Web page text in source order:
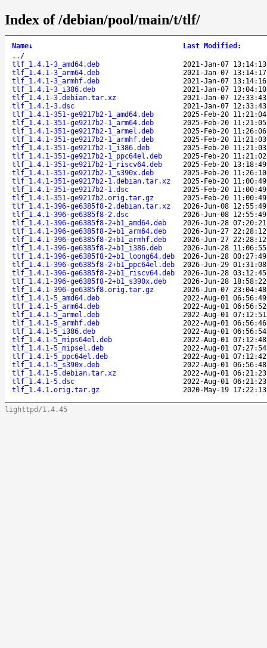
Index of /debian/pool/main/t/tlf/
Name↓ Last Modified :
.. /
tlf_1.4.1-3_amd64.deb
2021-Jan-07 13:14:13
tlf_1.4.1-3_arm64.deb
2021-Jan-07 13:14:17
tlf_1.4.1-3_armhf.deb
2021-Jan-07 13:14:16
tlf_1.4.1-3_i386.deb
2021-Jan-07 13:04:10
tlf_1.4.1-3.debian.tar.xz
2021-Jan-07 12:33:43
tlf_1.4.1-3.dsc
2021-Jan-07 12:33:43
tlf_1.4.1-351-ge9217b2-1_amd64.deb
2025-Feb-20 11:21:04
tlf_1.4.1-351-ge9217b2-1_arm64.deb
2025-Feb-20 11:21:05
tlf_1.4.1-351-ge9217b2-1_armel.deb
2025-Feb-20 11:26:06
tlf_1.4.1-351-ge9217b2-1_armhf.deb
2025-Feb-20 11:21:03
tlf_1.4.1-351-ge9217b2-1_i386.deb
2025-Feb-20 11:21:03
tlf_1.4.1-351-ge9217b2-1_ppc64el.deb
2025-Feb-20 11:21:02
tlf_1.4.1-351-ge9217b2-1_riscv64.deb
2025-Feb-20 13:18:49
tlf_1.4.1-351-ge9217b2-1_s390x.deb
2025-Feb-20 11:26:10
tlf_1.4.1-351-ge9217b2-1.debian.tar.xz
2025-Feb-20 11:00:49
tlf_1.4.1-351-ge9217b2-1.dsc
2025-Feb-20 11:00:49
tlf_1.4.1-351-ge9217b2.orig.tar.gz
2025-Feb-20 11:00:49
tlf_1.4.1-396-ge6385f8-2.debian.tar.xz
2026-Jun-08 12:55:49
tlf_1.4.1-396-ge6385f8-2.dsc
2026-Jun-08 12:55:49
tlf_1.4.1-396-ge6385f8-2+b1_amd64.deb
2026-Jun-28 07:20:21
tlf_1.4.1-396-ge6385f8-2+b1_arm64.deb
2026-Jun-27 22:28:12
tlf_1.4.1-396-ge6385f8-2+b1_armhf.deb
2026-Jun-27 22:28:12
tlf_1.4.1-396-ge6385f8-2+b1_i386.deb
2026-Jun-28 11:06:55
tlf_1.4.1-396-ge6385f8-2+b1_loong64.deb
2026-Jun-28 00:27:49
tlf_1.4.1-396-ge6385f8-2+b1_ppc64el.deb
2026-Jun-29 01:31:08
tlf_1.4.1-396-ge6385f8-2+b1_riscv64.deb
2026-Jun-28 03:12:45
tlf_1.4.1-396-ge6385f8-2+b1_s390x.deb
2026-Jun-28 18:58:22
tlf_1.4.1-396-ge6385f8.orig.tar.gz
2026-Jun-07 23:04:48
tlf_1.4.1-5_amd64.deb
2022-Aug-01 06:56:49
tlf_1.4.1-5_arm64.deb
2022-Aug-01 06:56:52
tlf_1.4.1-5_armel.deb
2022-Aug-01 07:12:51
tlf_1.4.1-5_armhf.deb
2022-Aug-01 06:56:46
tlf_1.4.1-5_i386.deb
2022-Aug-01 06:56:54
tlf_1.4.1-5_mips64el.deb
2022-Aug-01 07:12:48
tlf_1.4.1-5_mipsel.deb
2022-Aug-01 07:27:54
tlf_1.4.1-5_ppc64el.deb
2022-Aug-01 07:12:42
tlf_1.4.1-5_s390x.deb
2022-Aug-01 06:56:48
tlf_1.4.1-5.debian.tar.xz
2022-Aug-01 06:21:23
tlf_1.4.1-5.dsc
2022-Aug-01 06:21:23
tlf_1.4.1.orig.tar.gz
2020-May-19 17:22:13
lighttpd/1.4.45